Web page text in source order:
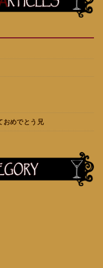
おめでとう兄